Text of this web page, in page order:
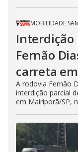
MOBILIDADE
Interdição
Fernão
carreta em
A rodovia Fernão
interdição parcial
em Mairiporã/SP,